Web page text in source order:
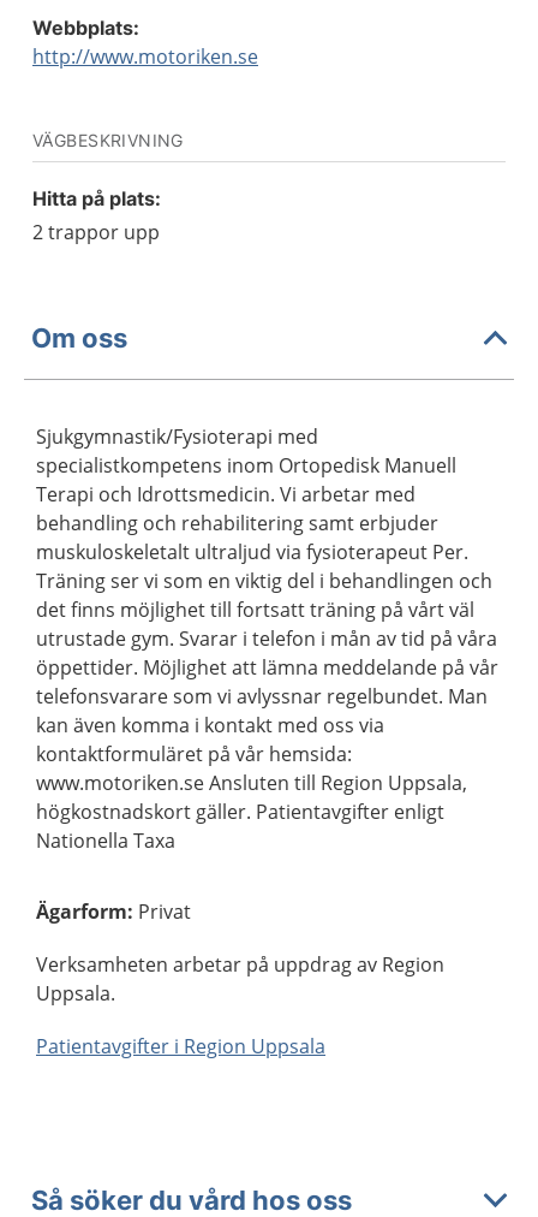
Webbplats:
http://www.motoriken.se
VÄGBESKRIVNING
Hitta på plats:
2 trappor upp
Om oss
Sjukgymnastik/Fysioterapi med
specialistkompetens inom Ortopedisk Manuell
Terapi och Idrottsmedicin. Vi arbetar med
behandling och rehabilitering samt erbjuder
muskuloskeletalt ultraljud via fysioterapeut Per.
Träning ser vi som en viktig del i behandlingen och
det finns möjlighet till fortsatt träning på vårt väl
utrustade gym. Svarar i telefon i mån av tid på våra
öppettider. Möjlighet att lämna meddelande på vår
telefonsvarare som vi avlyssnar regelbundet. Man
kan även komma i kontakt med oss via
kontaktformuläret på vår hemsida:
www.motoriken.se Ansluten till Region Uppsala,
högkostnadskort gäller. Patientavgifter enligt
Nationella Taxa
Ägarform: Privat
Verksamheten arbetar på uppdrag av Region
Uppsala.
Patientavgifter i Region Uppsala
Så söker du vård hos oss